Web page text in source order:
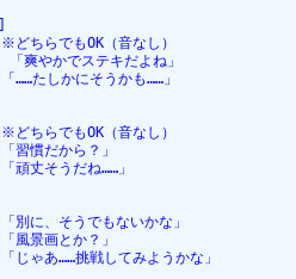
どちらでもOK（音なし）
爽やかでステキだよね」
……たしかにそうかも……」
どちらでもOK（音なし）
習慣だから？」
頑丈そうだね……」
別に、そうでもないかな」
風景画とか？」
じゃあ……挑戦してみようかな」